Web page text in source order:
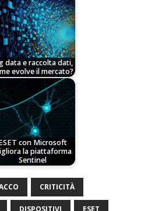
data e raccolta dati,
evolve il mercato?
con Microsoft
la piattaforma
Sentinel
CRITICITÀ
DISPOSITIVI ESET